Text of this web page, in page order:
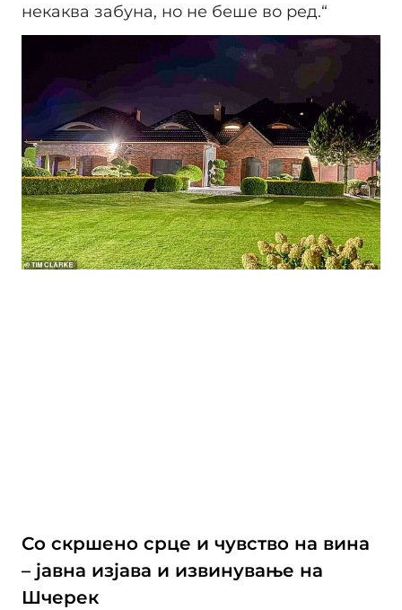
некаква забуна, но не беше во ред.“
Со скршено срце и чувство на вина
– јавна изјава и извинување на
Шчерек